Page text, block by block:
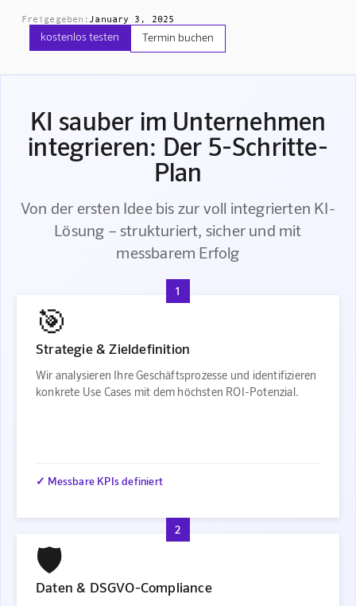
Freigegeben: January 3, 2025
kostenlos testen Termin buchen
KI sauber im Unternehmen
integrieren: Der 5-Schritte-
Plan
Von der ersten Idee bis zur voll integrierten KI-
Lösung – strukturiert, sicher und mit
messbarem Erfolg
1
🎯
Strategie & Zieldefinition
Wir analysieren Ihre Geschäftsprozesse und identifizieren
konkrete Use Cases mit dem höchsten ROI-Potenzial.
✓ Messbare KPIs definiert
2
🛡️
Daten & DSGVO-Compliance